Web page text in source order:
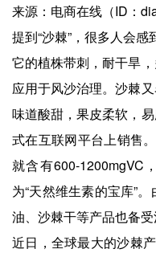
来源：电商在线（ID：
提到“沙棘”，很多人会感
它的植株带刺，耐干旱
应用于风沙治理。沙棘
味道酸甜，果皮柔软，
式在互联网平台上销售
就含有600-1200mgVC
为“天然维生素的宝库”
油、沙棘干等产品也备受
近日，全球最大的沙棘